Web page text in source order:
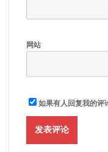
网站
如果有人回复我的评